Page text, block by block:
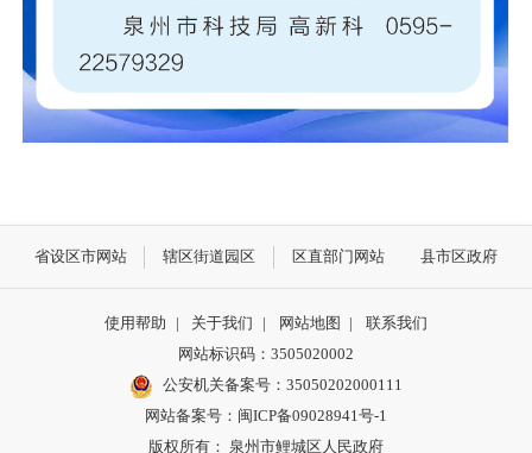
省设区市网站 辖区街道园区 区直部门网站 县市区政府
使用帮助 | 关于我们 | 网站地图 |
联系我们
网站标识码：3505020002
公安机关备案号：35050202000111
网站备案号：闽ICP备09028941号-1
版权所有： 泉州市鲤城区人民政府